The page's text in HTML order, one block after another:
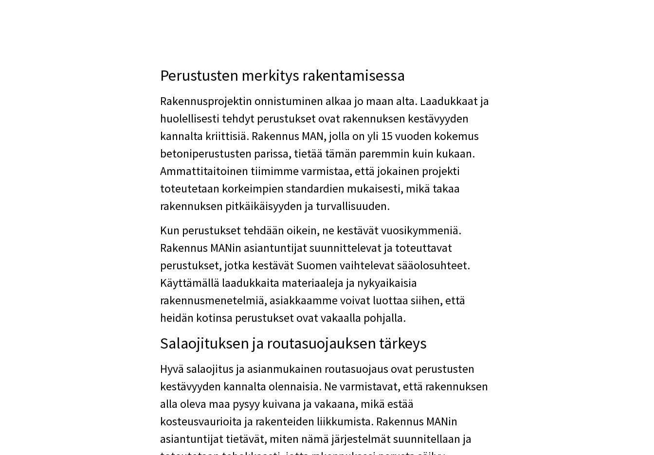
Perustusten merkitys rakentamisessa
Rakennusprojektin onnistuminen alkaa jo maan alta. Laadukkaat ja
huolellisesti tehdyt perustukset ovat rakennuksen kestävyyden
kannalta kriittisiä. Rakennus MAN, jolla on yli 15 vuoden kokemus
betoniperustusten parissa, tietää tämän paremmin kuin kukaan.
Ammattitaitoinen tiimimme varmistaa, että jokainen projekti
toteutetaan korkeimpien standardien mukaisesti, mikä takaa
rakennuksen pitkäikäisyyden ja turvallisuuden.
Kun perustukset tehdään oikein, ne kestävät vuosikymmeniä.
Rakennus MANin asiantuntijat suunnittelevat ja toteuttavat
perustukset, jotka kestävät Suomen vaihtelevat sääolosuhteet.
Käyttämällä laadukkaita materiaaleja ja nykyaikaisia
rakennusmenetelmiä, asiakkaamme voivat luottaa siihen, että
heidän kotinsa perustukset ovat vakaalla pohjalla.
Salaojituksen ja routasuojauksen tärkeys
Hyvä salaojitus ja asianmukainen routasuojaus ovat perustusten
kestävyyden kannalta olennaisia. Ne varmistavat, että rakennuksen
alla oleva maa pysyy kuivana ja vakaana, mikä estää
kosteusvaurioita ja rakenteiden liikkumista. Rakennus MANin
asiantuntijat tietävät, miten nämä järjestelmät suunnitellaan ja